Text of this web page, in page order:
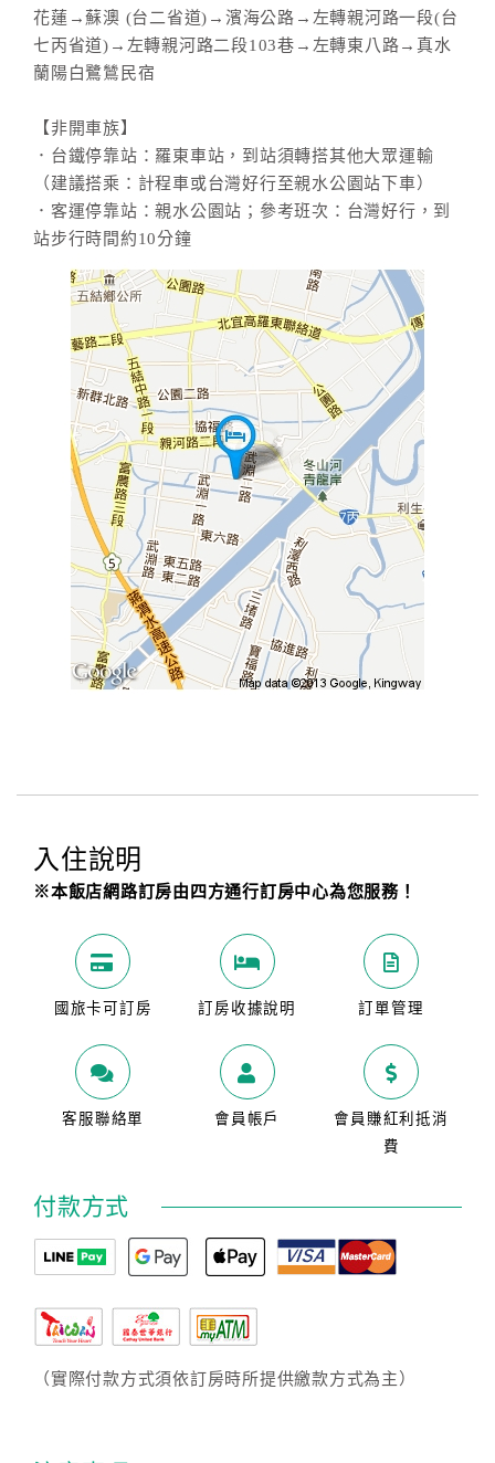
花蓮→蘇澳 (台二省道)→濱海公路→左轉親河路一段(台
七丙省道)→左轉親河路二段103巷→左轉東八路→真水
蘭陽白鷺鷥民宿
【非開車族】
．台鐵停靠站：羅東車站，到站須轉搭其他大眾運輸
（建議搭乘：計程車或台灣好行至親水公園站下車）
．客運停靠站：親水公園站；參考班次：台灣好行，到
站步行時間約10分鐘
入住說明
※本飯店網路訂房由四方通行訂房中心為您服務！
國旅卡可訂房 訂房收據說明 訂單管理
客服聯絡單 會員帳戶
會員賺紅利抵消
費
付款方式
（實際付款方式須依訂房時所提供繳款方式為主）